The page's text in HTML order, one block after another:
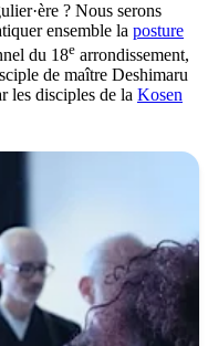
? Nous serons
ensemble la posture
du 18e arrondissement,
de maître Deshimaru
les disciples de la Kosen